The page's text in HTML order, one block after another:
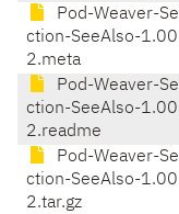
Pod-Weaver-Se
ction-SeeAlso-1.00
2.meta
Pod-Weaver-Se
ction-SeeAlso-1.00
2.readme
Pod-Weaver-Se
ction-SeeAlso-1.00
2.tar.gz